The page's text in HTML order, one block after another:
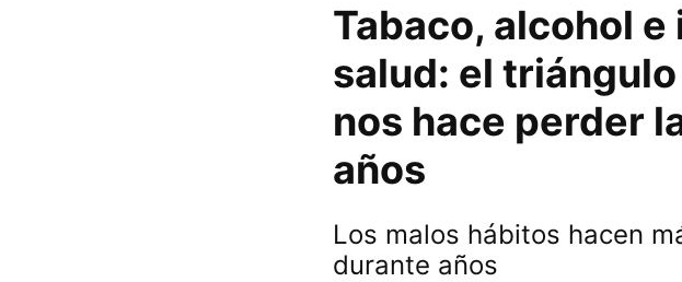
Tabaco, alcohol
salud: el
nos hace perder
años
Los malos hábitos hacen
durante años